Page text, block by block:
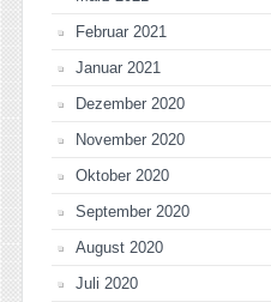
Februar 2021
Januar 2021
Dezember 2020
November 2020
Oktober 2020
September 2020
August 2020
Juli 2020